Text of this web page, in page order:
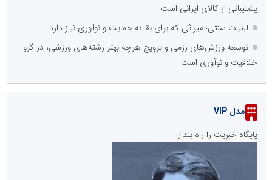
پشتیبانی از کالای ایرانی است
لبنیات سنتی؛ میراثی که برای بقا به حمایت و نوآوری نیاز دارد
توسعه ورزش‌های رزمی و ترویج هرچه بهتر رشته‌های ورزشی، در گرو
خلاقیت و نوآوری است
مدل VIP
پایگاه خبریت را راه بنداز